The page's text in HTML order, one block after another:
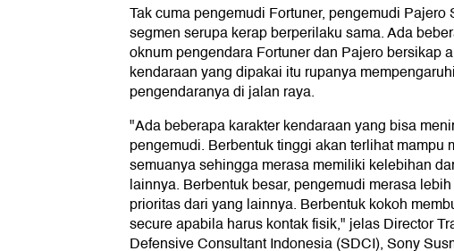
Tak cuma pengemudi Fortuner, pengemudi Pajero
segmen serupa kerap berperilaku sama. Ada
oknum pengendara Fortuner dan Pajero bersikap
kendaraan yang dipakai itu rupanya
pengendaranya di jalan raya.
"Ada beberapa karakter kendaraan yang bisa
pengemudi. Berbentuk tinggi akan terlihat mampu
semuanya sehingga merasa memiliki kelebihan
lainnya. Berbentuk besar, pengemudi merasa
prioritas dari yang lainnya. Berbentuk kokoh
secure apabila harus kontak fisik," jelas Director
Defensive Consultant Indonesia (SDCI), Sony